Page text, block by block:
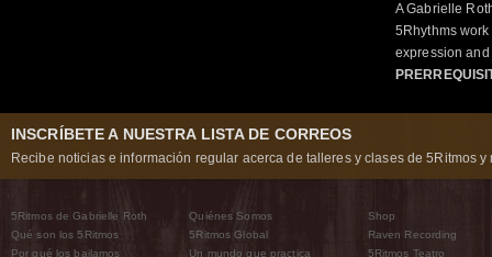
A Gabrielle
5Rhythms
expression
INSCRÍBETE A NUESTRA LISTA DE CORREOS
Recibe noticias e información regular acerca de talleres y clases de 5Ritmos y
5Ritmos de Gabrielle Roth
Qué son los 5Ritmos
Por qué los bailamos
Quiénes Somos
5Ritmos Global
Un mundo que practica
Shop
Raven Recording
5Ritmos Teatro